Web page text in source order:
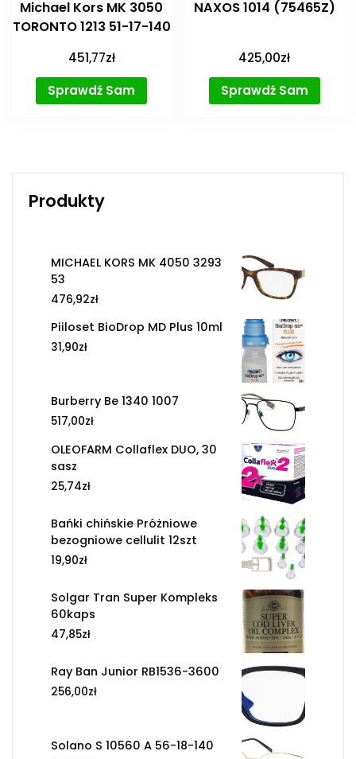
Michael Kors MK 3050
TORONTO 1213 51-17-140
451,77zł
Sprawdź Sam
NAXOS 1014 (75465Z)
425,00zł
Sprawdź Sam
Produkty
MICHAEL KORS MK 4050 3293
53
476,92zł
Piiloset BioDrop MD Plus 10ml
31,90zł
Burberry Be 1340 1007
517,00zł
OLEOFARM Collaflex DUO, 30
sasz
25,74zł
Bańki chińskie Próżniowe
bezogniowe cellulit 12szt
19,90zł
Solgar Tran Super Kompleks
60kaps
47,85zł
Ray Ban Junior RB1536-3600
256,00zł
Solano S 10560 A 56-18-140